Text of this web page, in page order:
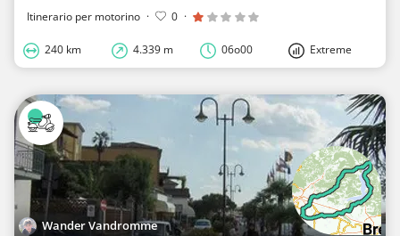
Itinerario per motorino · 0 ·
240 km 4.339 m 06o00 Extreme
Wander Vandromme